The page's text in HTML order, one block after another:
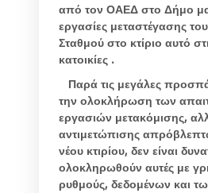
από τον ΟΑΕΔ στο Δήμο
εργασίες μεταστέγασης
Σταθμού στο κτίριο αυτό
κατοικίες .
Παρά τις μεγάλες
την ολοκλήρωση των
εργασιών μετακόμισης,
αντιμετώπισης
νέου κτιρίου, δεν είναι
ολοκληρωθούν αυτές με
ρυθμούς, δεδομένων και